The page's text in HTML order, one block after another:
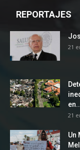
REPORTAJES
21
21
Un